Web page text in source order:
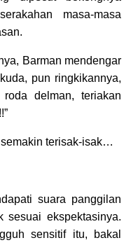
masa-masa
Barman mendengar
pun ringkikannya,
delman, teriakan
terisak-isak…
suara panggilan
sesuai ekspektasinya.
sensitif itu, bakal